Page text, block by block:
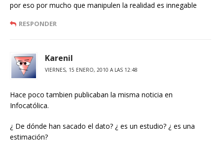
por eso por mucho que manipulen la realidad es innegable
RESPONDER
Karenil
VIERNES, 15 ENERO, 2010 A LAS 12:48
Hace poco tambien publicaban la misma noticia en
Infocatólica.
¿ De dónde han sacado el dato? ¿ es un estudio? ¿ es una
estimación?